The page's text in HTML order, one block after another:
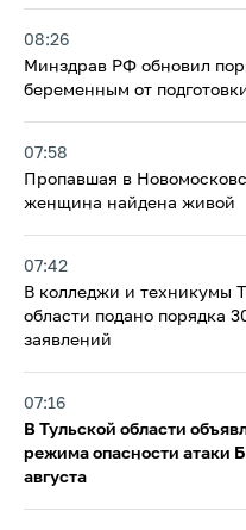
08:26
Минздрав РФ обновил
беременным от
07:58
Пропавшая в
женщина найдена живой
07:42
В колледжи и техникумы
области подано порядка
заявлений
07:16
В Тульской области
режима опасности атаки
августа